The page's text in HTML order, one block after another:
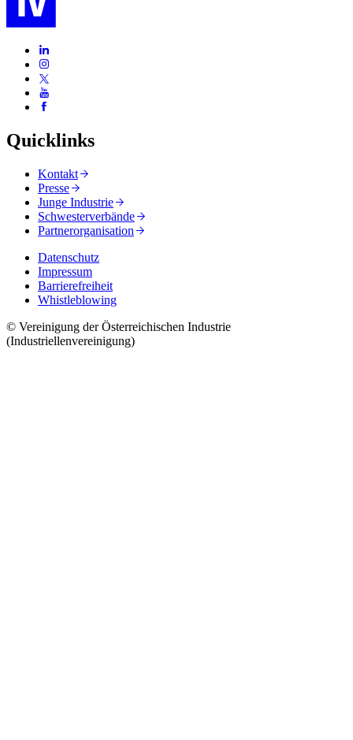
Quicklinks
Kontakt
Presse
Junge Industrie
Schwesterverbände
Partnerorganisation
Datenschutz
Impressum
Barrierefreiheit
Whistleblowing
© Vereinigung der Österreichischen Industrie
(Industriellenvereinigung)